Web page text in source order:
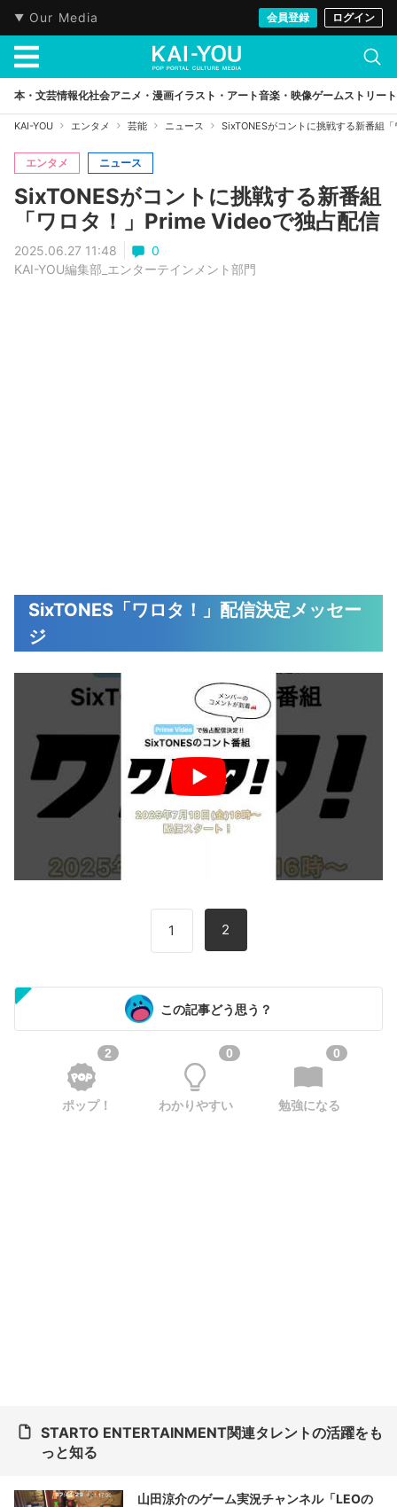
Our Media 会員登録 ログイン
本・文芸情報化社会アニメ・漫画イラスト・アート音楽・映像ゲームストリート
KAI-YOU エンタメ 芸能 ニュース SixTONESがコントに挑戦する新番組
エンタメ ニュース
SixTONESがコントに挑戦する新番組
「ワロタ！」Prime Videoで独占配信
2025.06.27 11:48
0
KAI-YOU編集部_エンターテインメント部門
SixTONES「ワロタ！」配信決定メッセー
ジ
1 2
この記事どう思う？
2
ポップ！
0
わかりやすい
0
勉強になる
STARTO ENTERTAINMENT関連タレントの活躍をも
っと知る
山田涼介のゲーム実況チャンネル「LEOの